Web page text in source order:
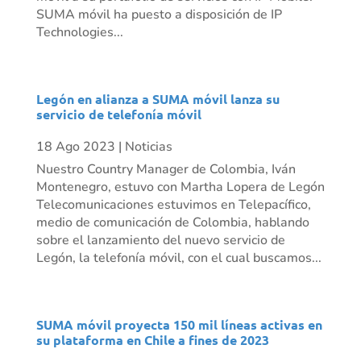
SUMA móvil ha puesto a disposición de IP
Technologies...
Legón en alianza a SUMA móvil lanza su
servicio de telefonía móvil
18 Ago 2023 | Noticias
Nuestro Country Manager de Colombia, Iván
Montenegro, estuvo con Martha Lopera de Legón
Telecomunicaciones estuvimos en Telepacífico,
medio de comunicación de Colombia, hablando
sobre el lanzamiento del nuevo servicio de
Legón, la telefonía móvil, con el cual buscamos...
SUMA móvil proyecta 150 mil líneas activas en
su plataforma en Chile a fines de 2023